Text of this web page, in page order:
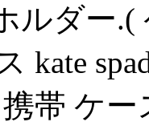
ルダー
kate
携帯 ケ